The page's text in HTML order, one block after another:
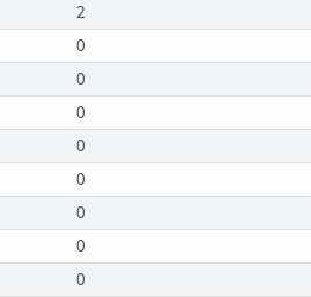
2
0
0
0
0
0
0
0
0